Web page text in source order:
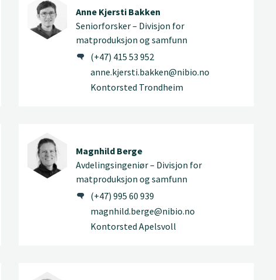
Anne Kjersti Bakken
Seniorforsker – Divisjon for
matproduksjon og samfunn
(+47) 415 53 952
anne.kjersti.bakken@nibio.no
Kontorsted Trondheim
Magnhild Berge
Avdelingsingeniør – Divisjon for
matproduksjon og samfunn
(+47) 995 60 939
magnhild.berge@nibio.no
Kontorsted Apelsvoll